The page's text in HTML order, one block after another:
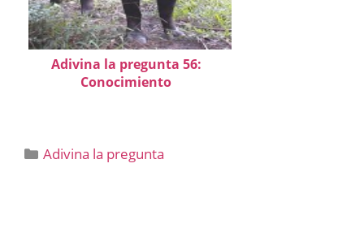
Adivina la pregunta 56:
Conocimiento
Categorías
Adivina la pregunta